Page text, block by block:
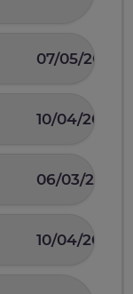
07/05/2025
10/04/2025
06/03/2026
10/04/2025